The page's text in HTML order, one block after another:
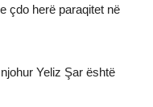
çdo herë paraqitet në
Yeliz Şar është